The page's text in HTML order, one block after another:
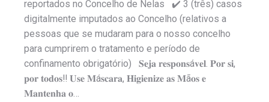
reportados no Concelho de Nelas ✔️ 3 (três) casos
digitalmente imputados ao Concelho (relativos a
pessoas que se mudaram para o nosso concelho
para cumprirem o tratamento e período de
confinamento obrigatório) 𝐒𝐞𝐣𝐚 𝐫𝐞𝐬𝐩𝐨𝐧𝐬á𝐯𝐞𝐥. 𝐏𝐨𝐫 𝐬𝐢,
𝐩𝐨𝐫 𝐭𝐨𝐝𝐨𝐬‼️ 𝐔𝐬𝐞 𝐌á𝐬𝐜𝐚𝐫𝐚, 𝐇𝐢𝐠𝐢𝐞𝐧𝐢𝐳𝐞 𝐚𝐬 𝐌ã𝐨𝐬 𝐞
𝐌𝐚𝐧𝐭𝐞𝐧𝐡𝐚 𝐨…